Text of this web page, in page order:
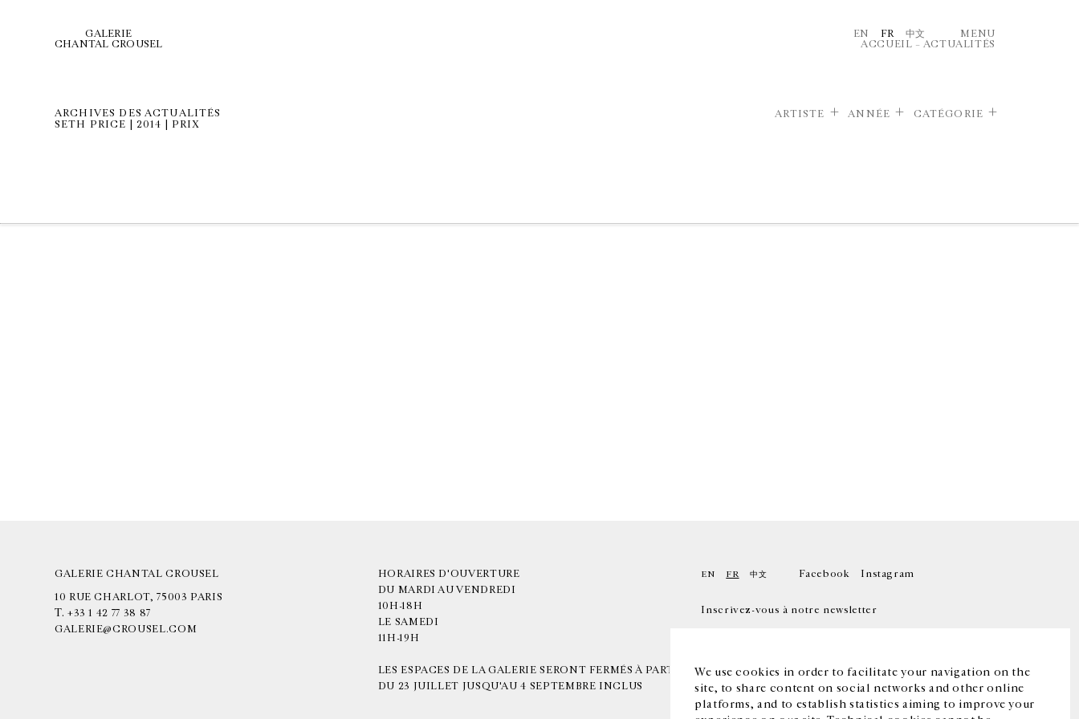
We use cookies in order to facilitate your navigation on the
site, to share content on social networks and other online
platforms, and to establish statistics aiming to improve your
GALERIE
CHANTAL CROUSEL
EN FR 中文
MENU
ACCUEIL – ACTUALITÉS
ARCHIVES DES ACTUALITÉS
SETH PRICE | 2014 | PRIX
ARTISTE ANNÉE CATÉGORIE
GALERIE CHANTAL CROUSEL
10 RUE CHARLOT, 75003 PARIS
T. +33 1 42 77 38 87
GALERIE@CROUSEL.COM
HORAIRES D'OUVERTURE
DU MARDI AU VENDREDI
10H-18H
LE SAMEDI
11H-19H
LES ESPACES DE LA GALERIE SERONT FERMÉS À PARTIR
DU 23 JUILLET JUSQU'AU 4 SEPTEMBRE INCLUS
EN FR 中文 Facebook Instagram
Inscrivez-vous à notre newsletter